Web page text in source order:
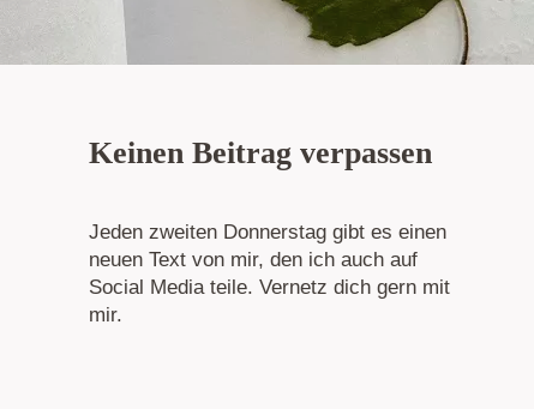
Keinen Beitrag verpassen
Jeden zweiten Donnerstag gibt es einen
neuen Text von mir, den ich auch auf
Social Media teile. Vernetz dich gern mit
mir.